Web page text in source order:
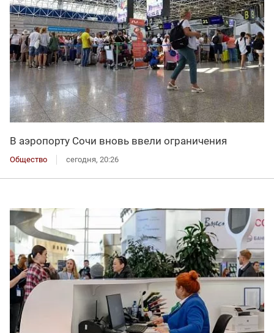
В аэропорту Сочи вновь ввели ограничения
Общество сегодня, 20:26